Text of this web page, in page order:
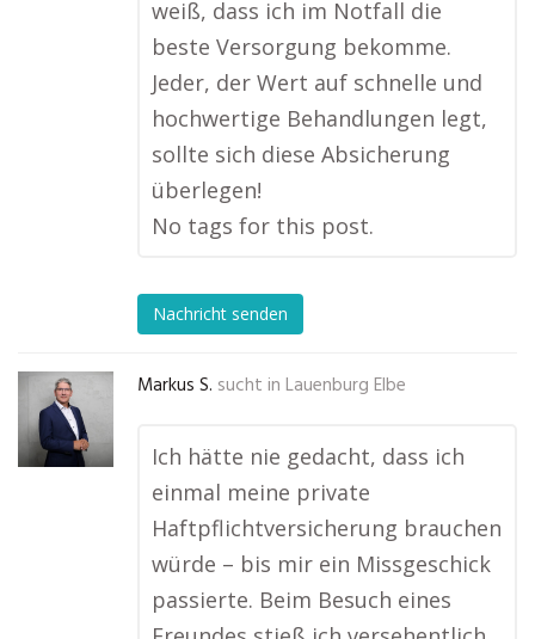
weiß, dass ich im Notfall die
beste Versorgung bekomme.
Jeder, der Wert auf schnelle und
hochwertige Behandlungen legt,
sollte sich diese Absicherung
überlegen!
No tags for this post.
Nachricht senden
Markus S. sucht in Lauenburg Elbe
Ich hätte nie gedacht, dass ich
einmal meine private
Haftpflichtversicherung brauchen
würde – bis mir ein Missgeschick
passierte. Beim Besuch eines